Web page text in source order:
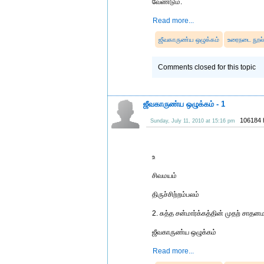
Read more...
ஜீவகாருண்ய ஒழுக்கம் உரைநடை
Comments closed for this topic
ஜீவகாருண்ய ஒழுக்கம் - 1
Sunday, July 11, 2010 at 15:16 pm 106184
உ
சிவமயம்
திருச்சிற்றம்பலம்
2. சுத்த சன்மார்க்கத்தின் முதற்
ஜீவகாருண்ய ஒழுக்கம்
Read more...